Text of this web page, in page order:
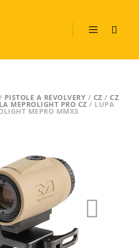
PISTOLE A REVOLVERY / CZ / CZ
MEPROLIGHT PRO CZ / LUPA
MEPRO MMX3